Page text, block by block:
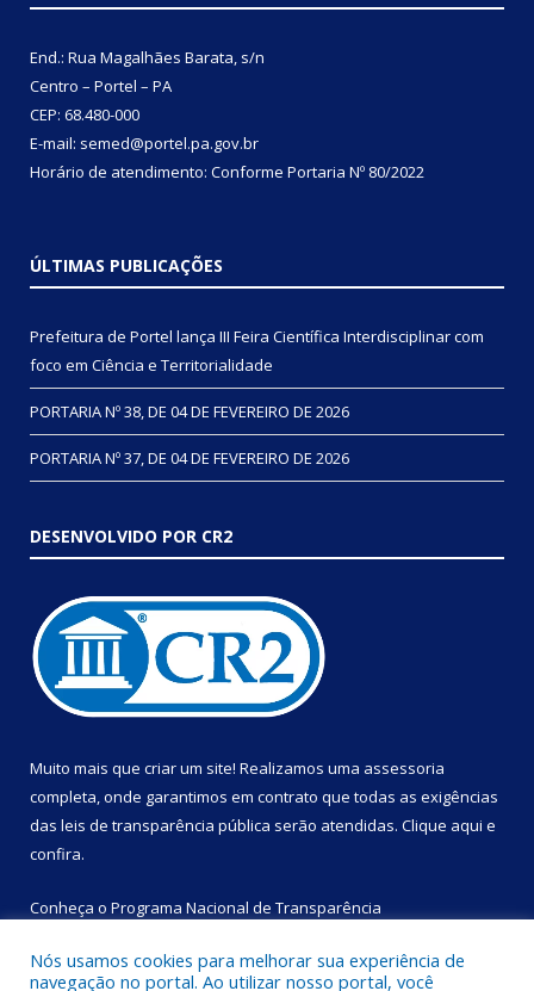
End.: Rua Magalhães Barata, s/n
Centro – Portel – PA
CEP: 68.480-000
E-mail: semed@portel.pa.gov.br
Horário de atendimento: Conforme Portaria Nº 80/2022
ÚLTIMAS PUBLICAÇÕES
Prefeitura de Portel lança III Feira Científica Interdisciplinar com
foco em Ciência e Territorialidade
PORTARIA Nº 38, DE 04 DE FEVEREIRO DE 2026
PORTARIA Nº 37, DE 04 DE FEVEREIRO DE 2026
DESENVOLVIDO POR CR2
Muito mais que criar um site! Realizamos uma assessoria
completa, onde garantimos em contrato que todas as exigências
das leis de transparência pública serão atendidas. Clique aqui e
confira.
Conheça o Programa Nacional de Transparência
Nós usamos cookies para melhorar sua experiência de
navegação no portal. Ao utilizar nosso portal, você